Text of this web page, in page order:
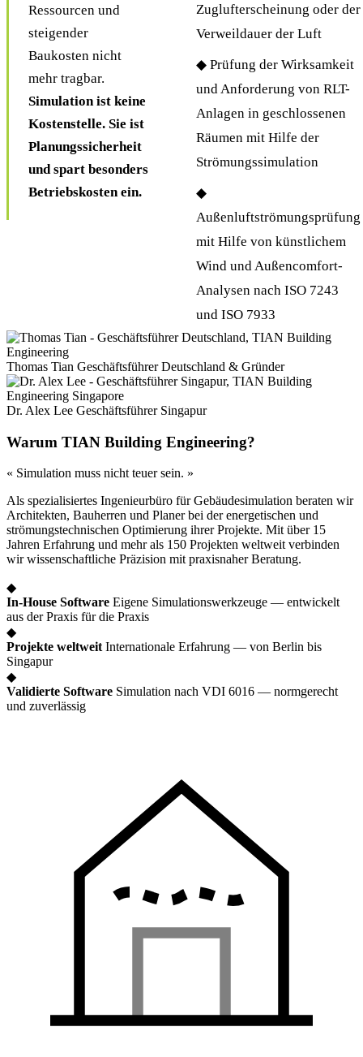
Ressourcen und
steigender
Baukosten nicht
mehr tragbar.
Simulation ist keine
Kostenstelle. Sie ist
Planungssicherheit
und spart besonders
Betriebskosten ein.
Zuglufterscheinung oder der
Verweildauer der Luft
◆ Prüfung der Wirksamkeit
und Anforderung von RLT-
Anlagen in geschlossenen
Räumen mit Hilfe der
Strömungssimulation
◆
Außenluftströmungsprüfung
mit Hilfe von künstlichem
Wind und Außencomfort-
Analysen nach ISO 7243
und ISO 7933
Thomas Tian Geschäftsführer Deutschland & Gründer
Dr. Alex Lee Geschäftsführer Singapur
Warum TIAN Building Engineering?
« Simulation muss nicht teuer sein. »
Als spezialisiertes Ingenieurbüro für Gebäudesimulation beraten wir
Architekten, Bauherren und Planer bei der energetischen und
strömungstechnischen Optimierung ihrer Projekte. Mit über 15
Jahren Erfahrung und mehr als 150 Projekten weltweit verbinden
wir wissenschaftliche Präzision mit praxisnaher Beratung.
◆
In-House Software Eigene Simulationswerkzeuge — entwickelt
aus der Praxis für die Praxis
◆
Projekte weltweit Internationale Erfahrung — von Berlin bis
Singapur
◆
Validierte Software Simulation nach VDI 6016 — normgerecht
und zuverlässig